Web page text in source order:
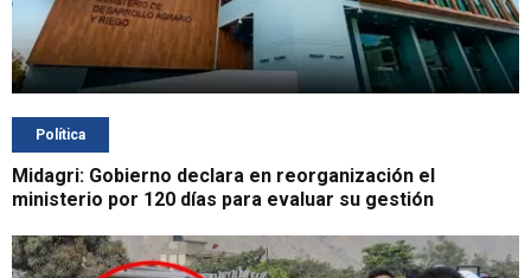
Política
Midagri: Gobierno declara en reorganización el
ministerio por 120 días para evaluar su gestión